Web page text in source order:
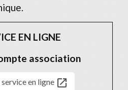
EN LIGNE
association
en ligne open_in_new